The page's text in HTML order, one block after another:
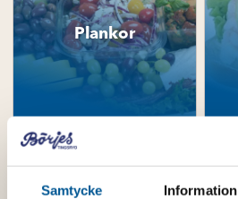
Samtycke Information
Plankor